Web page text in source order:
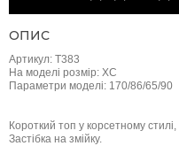
ОПИС
Артикул: Т383
На моделі розмір: ХС
Параметри моделі: 170/86/65/90
Короткий топ у корсетному
Застібка на змійку.